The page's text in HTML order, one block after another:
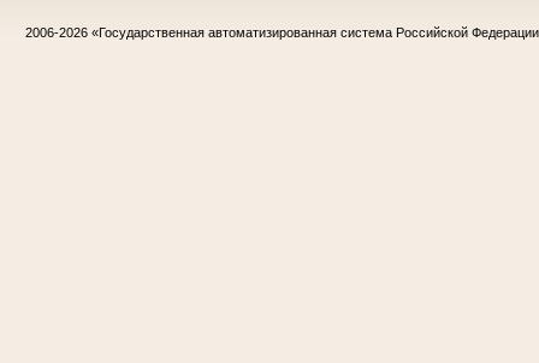
2006-2026 «Государственная автоматизированная система Российской